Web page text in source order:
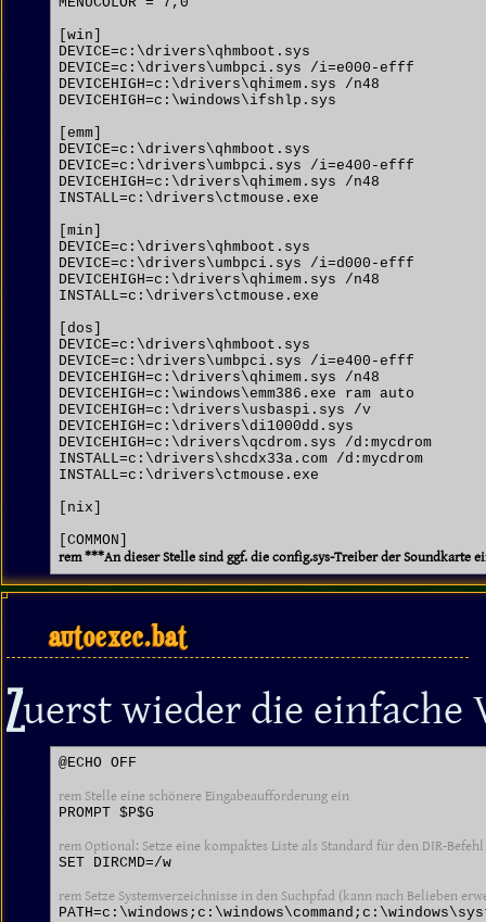
[win]
DEVICE=c:\drivers\qhmboot.sys
DEVICE=c:\drivers\umbpci.sys /i=e000-efff
DEVICEHIGH=c:\drivers\qhimem.sys /n48
DEVICEHIGH=c:\windows\ifshlp.sys
[emm]
DEVICE=c:\drivers\qhmboot.sys
DEVICE=c:\drivers\umbpci.sys /i=e400-efff
DEVICEHIGH=c:\drivers\qhimem.sys /n48
INSTALL=c:\drivers\ctmouse.exe
[min]
DEVICE=c:\drivers\qhmboot.sys
DEVICE=c:\drivers\umbpci.sys /i=d000-efff
DEVICEHIGH=c:\drivers\qhimem.sys /n48
INSTALL=c:\drivers\ctmouse.exe
[dos]
DEVICE=c:\drivers\qhmboot.sys
DEVICE=c:\drivers\umbpci.sys /i=e400-efff
DEVICEHIGH=c:\drivers\qhimem.sys /n48
DEVICEHIGH=c:\windows\emm386.exe ram auto
DEVICEHIGH=c:\drivers\usbaspi.sys /v
DEVICEHIGH=c:\drivers\di1000dd.sys
DEVICEHIGH=c:\drivers\qcdrom.sys /d:mycdrom
INSTALL=c:\drivers\shcdx33a.com /d:mycdrom
INSTALL=c:\drivers\ctmouse.exe
[nix]
rem ***An dieser Stelle sind ggf. die config.sys-Treiber der Soundkarte
autoexec.bat
Zuerst wieder die einfache
@ECHO OFF
rem Stelle eine schönere Eingabeaufforderung ein
PROMPT $P$G
rem Optional: Setze eine kompaktes Liste als Standard für den DIR-Befehl
SET DIRCMD=/w
rem Setze Systemverzeichnisse in den Suchpfad (kann nach Belieben